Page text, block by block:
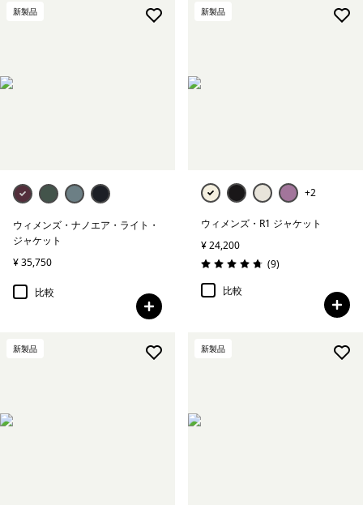
新製品
ウィメンズ・ナノエア・ライト・
ジャケット
¥ 35,750
比較
新製品
+2
ウィメンズ・R1 ジャケット
¥ 24,200
評価: 4.8 / 5
(9レビュー
)
比較
新製品 新製品